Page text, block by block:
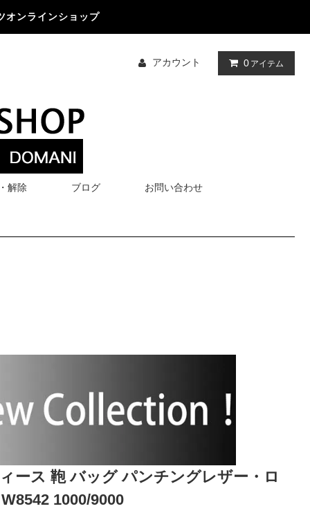
オンラインショップ
アカウント 0 アイテム
解除 ブログ お問い合わせ
ース 鞄 バッグ パンチングレザー・ロ
1000/9000